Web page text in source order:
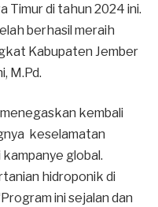
Timur di tahun 2024 ini.
berhasil meraih
Kabupaten Jember
M.Pd.
kembali
keselamatan
global.
hidroponik di
ini sejalan dan